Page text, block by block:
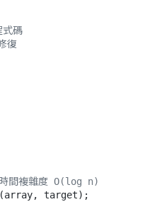
式碼
復
間複雜度 O(log n)